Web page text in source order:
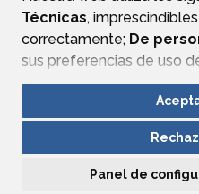
Técnicas,
correctamente; De
sus preferencias de uso
mejorar el
Si acepta pulsando el
consideramos que
ninguna acción, se
Panel de